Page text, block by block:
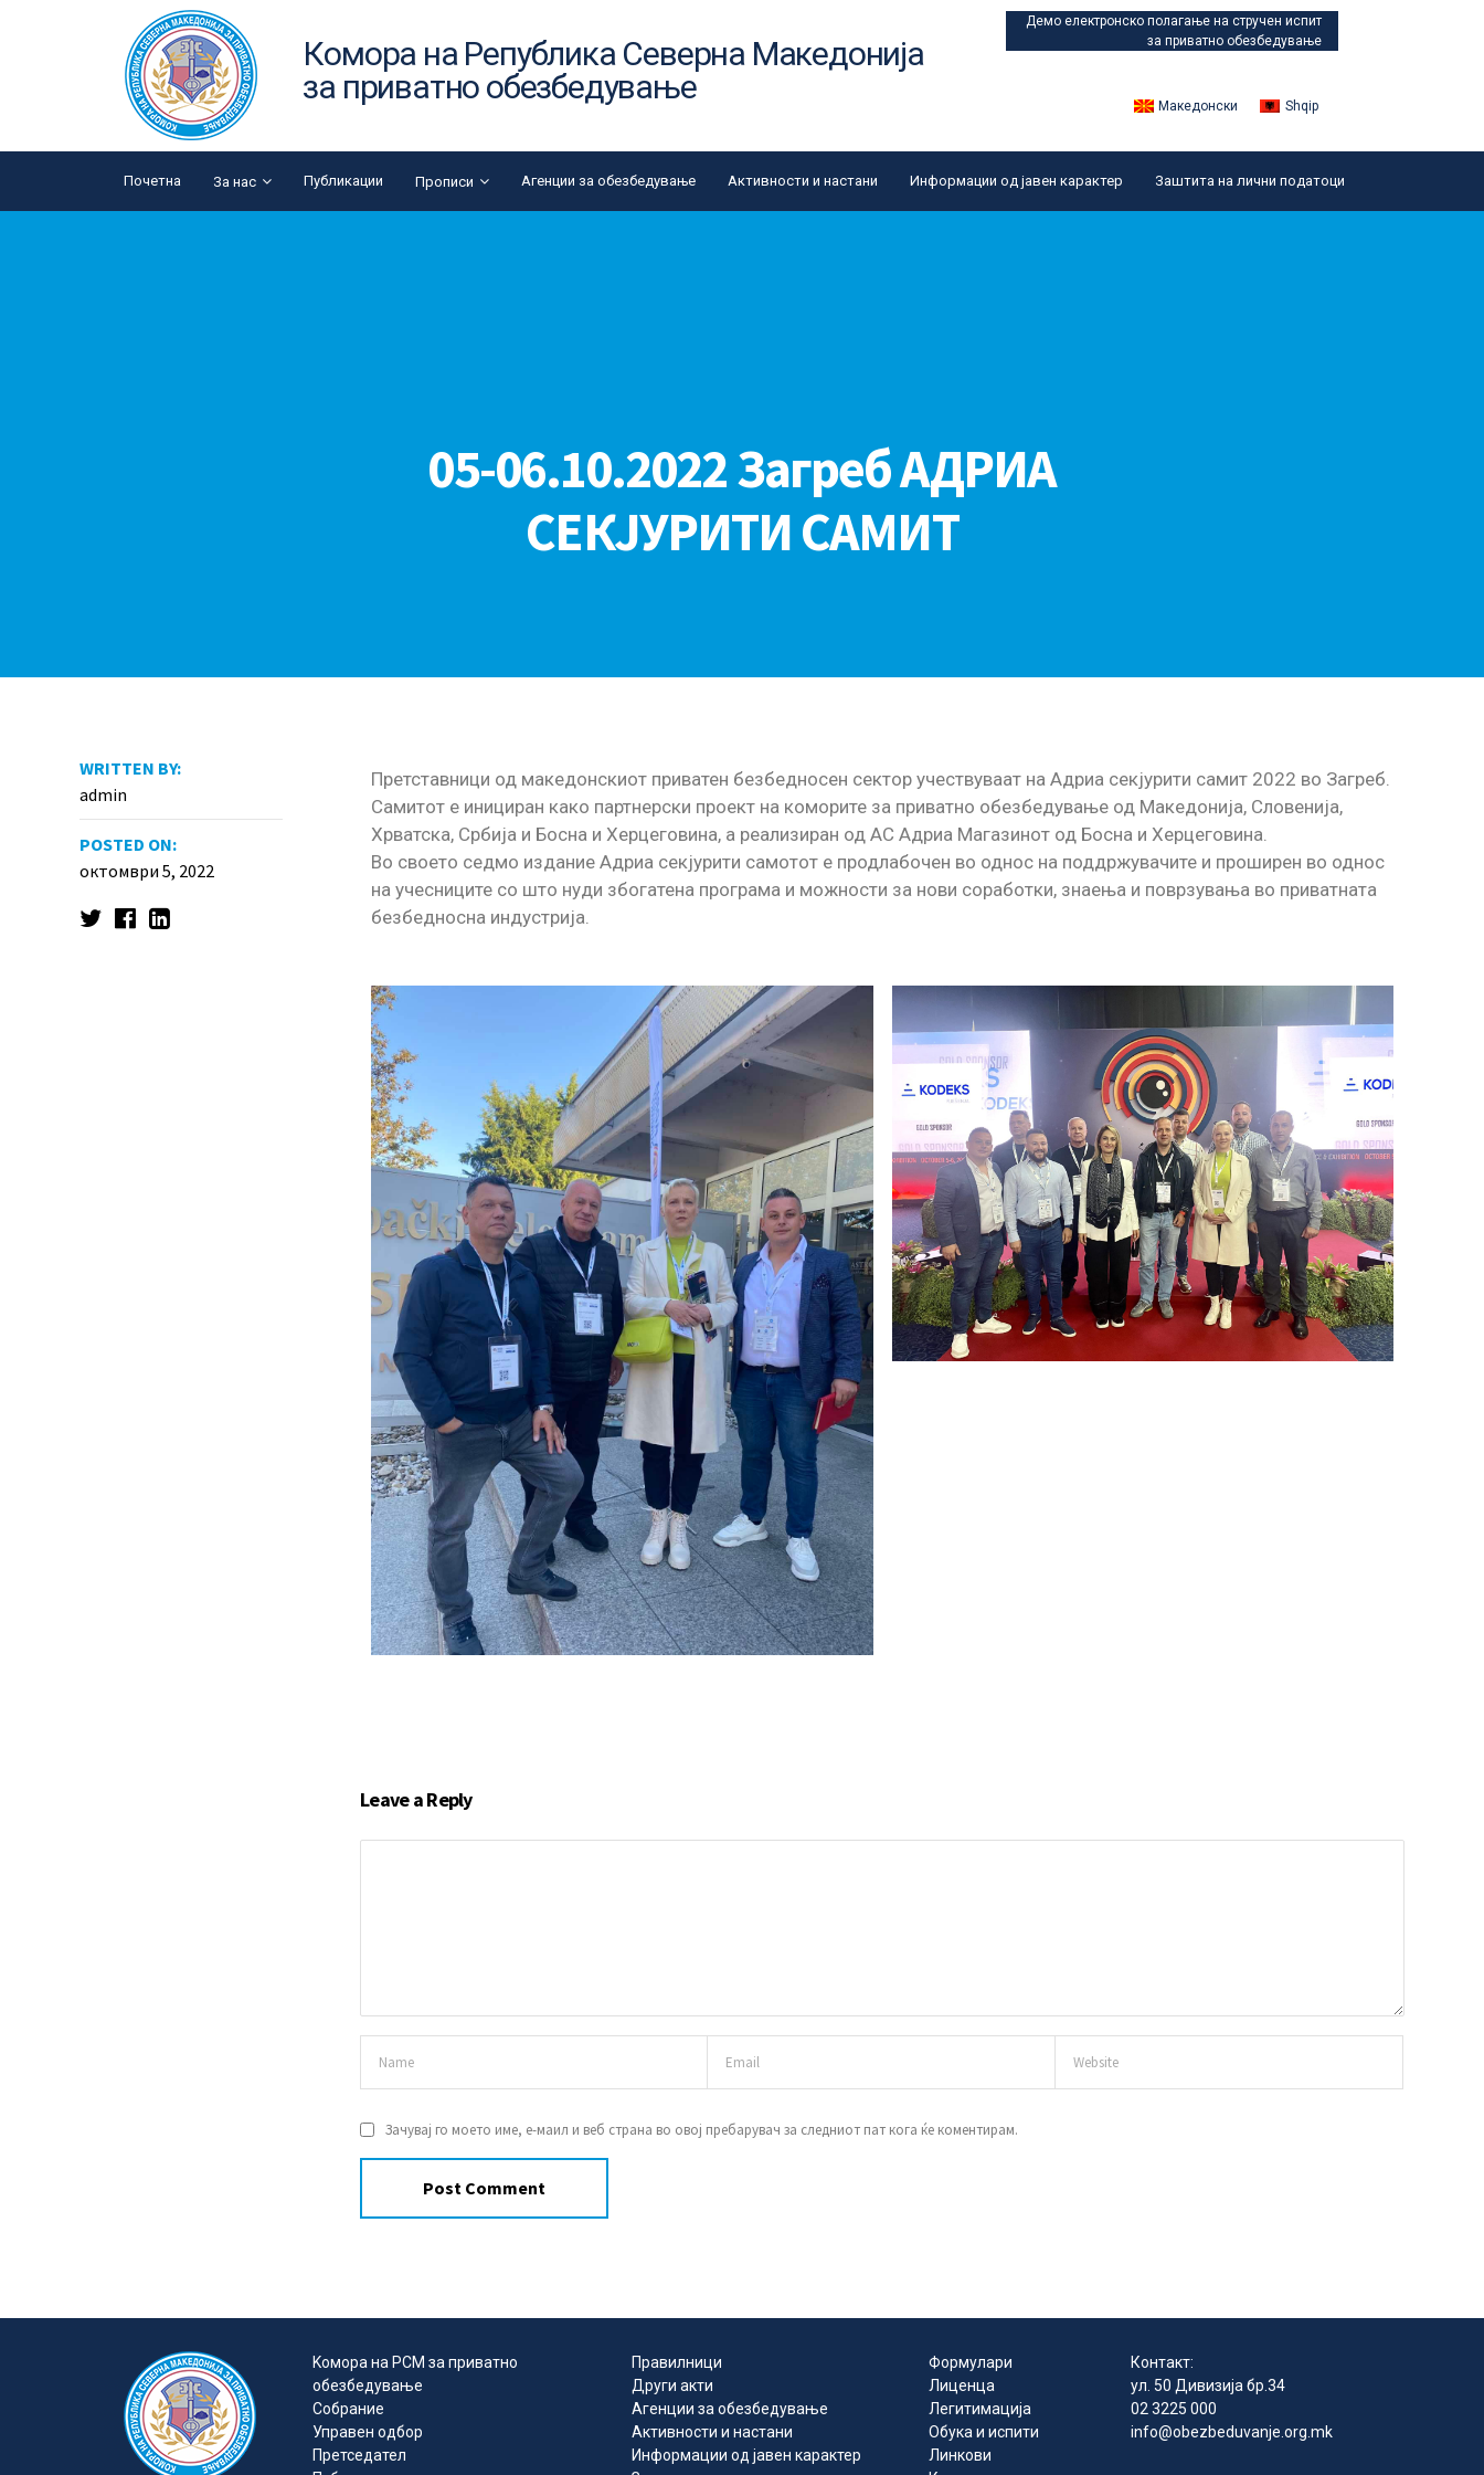
Комора на Република Северна Македонија
за приватно обезбедување
Демо електронско полагањена стручен испит
за приватно обезбедување
Македонски Shqip
Почетна За нас Публикации Прописи Агенции за обезбедување Активности и настани Информации од јавен карактер Заштита на лични податоци
05-06.10.2022 Загреб АДРИА
СЕКЈУРИТИ САМИТ
Претставници од македонскиот приватен безбедносен сектор учествуваат на Адриа секјурити самит 2022 во Загреб.
Самитот е инициран како партнерски проект на коморите за приватно обезбедување од Македонија, Словенија,
Хрватска, Србија и Босна и Херцеговина, а реализиран од АС Адриа Магазинот од Босна и Херцеговина.
Во своето седмо издание Адриа секјурити самотот е продлабочен во однос на поддржувачите и проширен во однос
на учесниците со што нуди збогатена програма и можности за нови соработки, знаења и поврзувања во приватната
безбедносна индустрија.
Leave a Reply
Зачувај го моето име, е-маил и веб страна во овој пребарувач за следниот пат кога ќе коментирам.
WRITTEN BY:
admin
POSTED ON:
октомври 5, 2022
Kомора на РСМ за приватно
обезбедувањe
Собрание
Управен одбор
Претседател
Правилници
Други акти
Агенции за обезбедување
Активности и настани
Информации од јавен карактер
Формулари
Лиценца
Легитимација
Обука и испити
Линкови
Контакт:
ул. 50 Дивизија бр.34
02 3225 000
info@obezbeduvanje.org.mk